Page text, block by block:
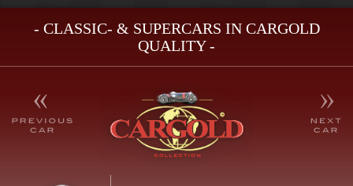
- CLASSIC- & SUPERCARS IN CARGOLD
QUALITY -